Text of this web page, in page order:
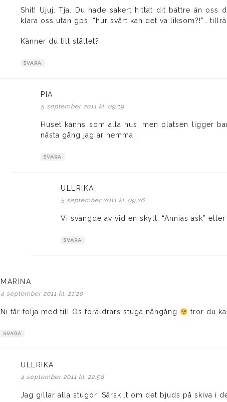
Shit! Ujuj. Tja. Du hade säkert hittat dit bättre än oss
klara oss utan gps: “hur svårt kan det va liksom?!”…
Känner du till stället?
SVARA
PIA
5 september 2011 kl. 09:19
Huset känns som alla hus, men platsen ligger
nästa gång jag är hemma…
SVARA
ULLRIKA
5 september 2011 kl. 09:26
Vi svängde av vid en skylt; “Annias ask” eller
SVARA
MARINA
4 september 2011 kl. 21:20
Ni får följa med till Os föräldrars stuga nångång tror du
SVARA
ULLRIKA
4 september 2011 kl. 22:58
Jag gillar alla stugor! Särskilt om det bjuds på skiva i